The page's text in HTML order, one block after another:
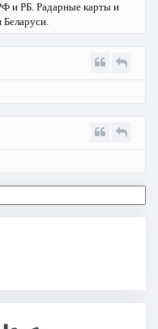
и РБ. Радарные карты и
Беларуси.